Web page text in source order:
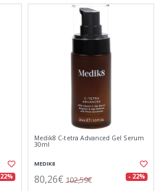
Medik8 C-tetra Advanced Gel Serum
30ml
MEDIK8
80,26€ 102,59€ - 22%